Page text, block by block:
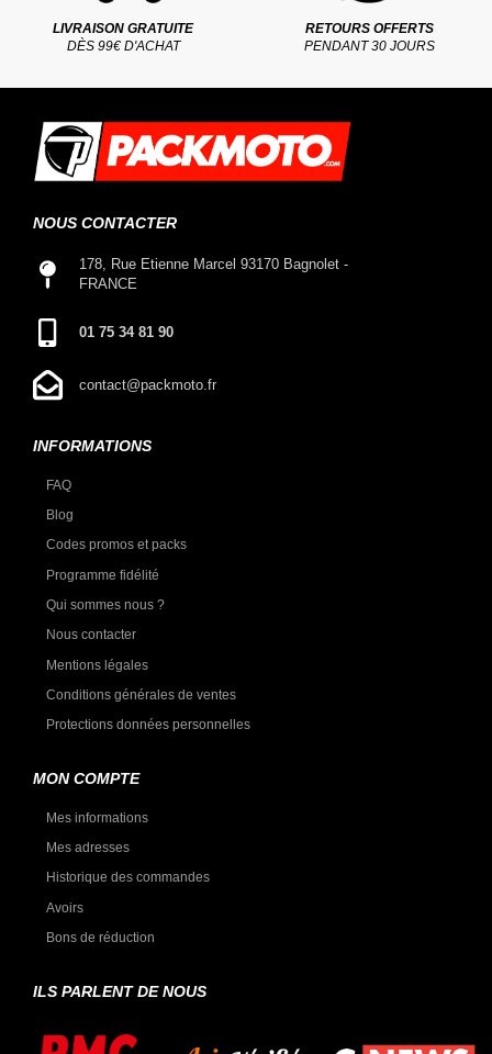
LIVRAISON GRATUITE
DÈS 99€ D'ACHAT
RETOURS OFFERTS
PENDANT 30 JOURS
NOUS CONTACTER
178, Rue Etienne Marcel 93170 Bagnolet -
FRANCE
01 75 34 81 90
contact@packmoto.fr
INFORMATIONS
FAQ
Blog
Codes promos et packs
Programme fidélité
Qui sommes nous ?
Nous contacter
Mentions légales
Conditions générales de ventes
Protections données personnelles
MON COMPTE
Mes informations
Mes adresses
Historique des commandes
Avoirs
Bons de réduction
ILS PARLENT DE NOUS